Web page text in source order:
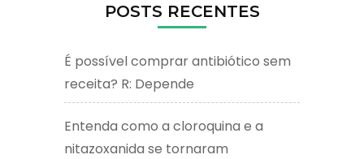
POSTS RECENTES
É possível comprar antibiótico sem
receita? R: Depende
Entenda como a cloroquina e a
nitazoxanida se tornaram